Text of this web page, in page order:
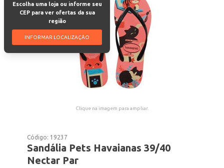
Escolha uma loja ou informe seu
CEP para ver ofertas da sua
região
INFORMAR LOCALIZAÇÃO
Clique na imagem para ampliar.
Código: 19237
Sandália Pets Havaianas 39/40
Nectar Par